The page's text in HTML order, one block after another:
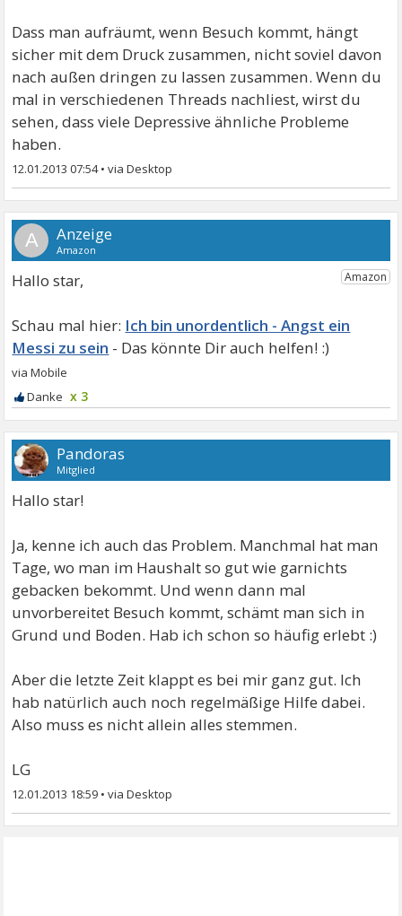
Dass man aufräumt, wenn Besuch kommt, hängt
sicher mit dem Druck zusammen, nicht soviel davon
nach außen dringen zu lassen zusammen. Wenn du
mal in verschiedenen Threads nachliest, wirst du
sehen, dass viele Depressive ähnliche Probleme
haben.
12.01.2013 07:54•
A
Hallo star,
Ich bin unordentlich - Angst ein
Messi zu sein
x 3
Pandoras
Mitglied
Hallo star!
Ja, kenne ich auch das Problem. Manchmal hat man
Tage, wo man im Haushalt so gut wie garnichts
gebacken bekommt. Und wenn dann mal
unvorbereitet Besuch kommt, schämt man sich in
Grund und Boden. Hab ich schon so häufig erlebt :)
Aber die letzte Zeit klappt es bei mir ganz gut. Ich
hab natürlich auch noch regelmäßige Hilfe dabei.
Also muss es nicht allein alles stemmen.
LG
12.01.2013 18:59 •